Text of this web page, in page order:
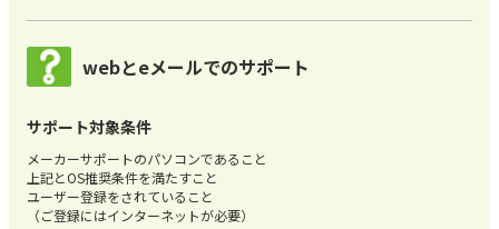
webとeメールでのサポート
サポート対象条件
メーカーサポートのパソコンであること
上記とOS推奨条件を満たすこと
ユーザー登録をされていること
（ご登録にはインターネットが必要）